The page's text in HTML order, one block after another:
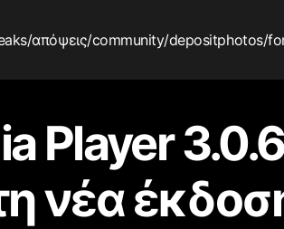
/απόψεις/community/depositphotos/
Player
νέα